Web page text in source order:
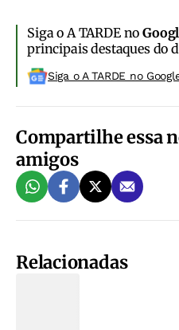
Siga o A TARDE no
principais destaques do
Siga o A TARDE no
Compartilhe essa
amigos
Relacionadas